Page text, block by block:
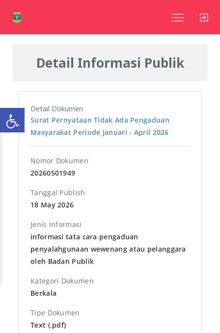
Detail Informasi Publik
Detail Dokumen
Surat Pernyataan Tidak Ada Pengaduan
Masyarakat Periode Januari - April 2026
Nomor Dokumen
20260501949
Tanggal Publish
18 May 2026
Jenis Informasi
informasi tata cara pengaduan
penyalahgunaan wewenang atau pelanggara
oleh Badan Publik
Kategori Dokumen
Berkala
Tipe Dokumen
Text (.pdf)